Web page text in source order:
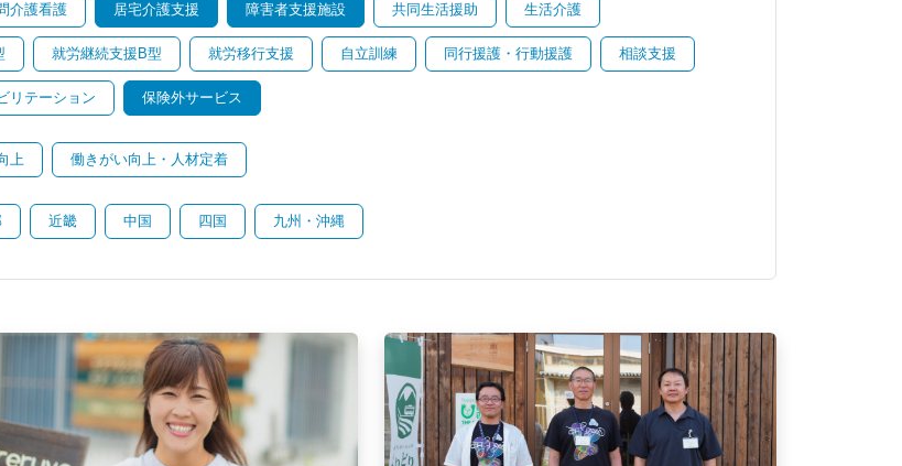
介護看護 居宅介護支援 障害者支援施設 共同生活援助 生活介護
就労継続支援B型 就労移行支援 自立訓練 同行援護・行動援護 相談支援
リテーション 保険外サービス
上 働きがい向上・人材定着
近畿 中国 四国 九州・沖縄